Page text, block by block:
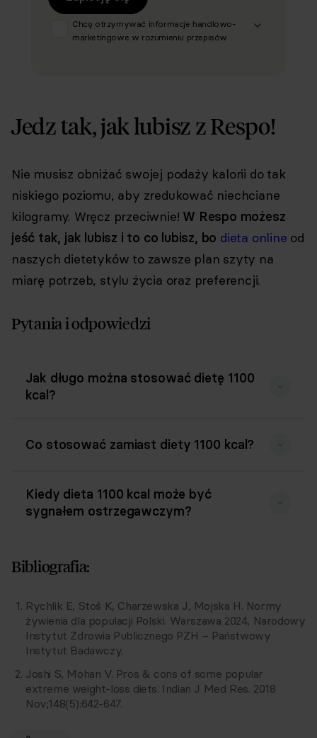
Chcę otrzymywać informacje handlowo-
marketingowe w rozumieniu przepisów
Wrzosek Witkowski SK, Respo
Wydawnictwo S.C. oraz RespoMed sp.z
moich danych osobowych w celu
prowadzenia marketingu bezpośredniego
drogą elektroniczną, zgodnie z art. 6 ust. 1
lit a RODO, a także
komunikację/przesyłanie informacji
handlowych drogą elektroniczną, zgodnie
z art. 398 ustawy Prawo komunikacji
elektronicznej z dnia 12 lipca 2024 r. (Dz. U.
2024 poz. 1221) w celu prowadzenia
wiadomości e-mail, przez
Współadministratorów (Respo Wrzosek
o.o.)
Zobacz, jak przetwarzamy Twoje dane
osobowe. Zapoznaj się z nasząPolityką
Jedz tak, jak lubisz z Respo!
Nie musisz obniżać swojej podaży kalorii do tak
niskiego poziomu, aby zredukować niechciane
kilogramy. Wręcz przeciwnie! W Respo możesz
jeść tak, jak lubisz i to co lubisz, bo dieta online od
naszych dietetyków to zawsze plan szyty na
miarę potrzeb, stylu życia oraz preferencji.
Pytania i odpowiedzi
Jak długo można stosować dietę 1100
kcal?
Co stosować zamiast diety 1100 kcal?
Kiedy dieta 1100 kcal może być
sygnałem ostrzegawczym?
Bibliografia:
Rychlik E, Stoś K, Charzewska J, Mojska H. Normy
żywienia dla populacji Polski. Warszawa 2024, Narodowy
Instytut Zdrowia Publicznego PZH – Państwowy
Instytut Badawczy.
Joshi S, Mohan V. Pros & cons of some popular
extreme weight-loss diets. Indian J Med Res. 2018
Nov;148(5):642-647.